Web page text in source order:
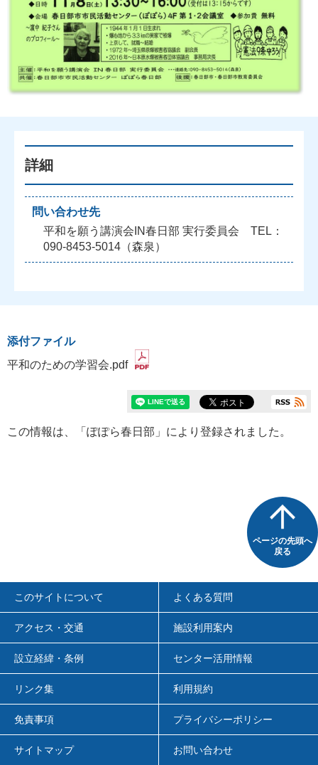
詳細
問い合わせ先
平和を願う講演会IN春日部 実行委員会 TEL：
090-8453-5014（森泉）
添付ファイル
平和のための学習会.pdf
この情報は、「ぽぽら春日部」により登録されました。
ページの先頭へ
戻る
このサイトについて よくある質問
アクセス・交通 施設利用案内
設立経緯・条例 センター活用情報
リンク集 利用規約
免責事項 プライバシーポリシー
サイトマップ お問い合わせ